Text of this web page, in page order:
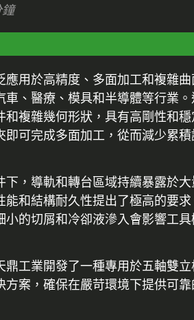
應用於高精度、多面加工和複雜曲
車、醫療、模具和半導體等行業
和複雜幾何形狀，具有高剛性和穩
即可完成多面加工，從而減少累
下，導軌和轉台區域持續暴露於大
能和結構耐久性提出了極高的要求
小的切屑和冷卻液滲入會影響工
鼎工業開發了一種專用於五軸雙立
方案，確保在嚴苛環境下提供可靠